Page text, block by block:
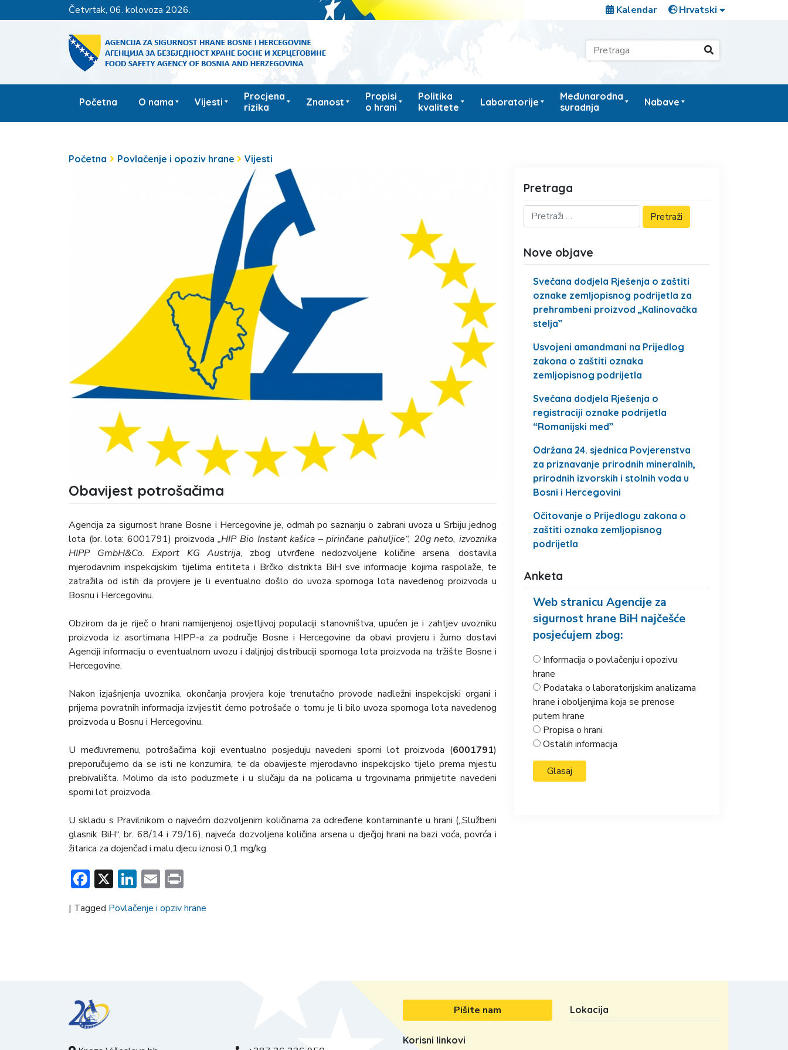
četvrtak, 06. kolovoza 2026. Kalendar
Početna O nama Vijesti
Procjena
rizika
Znanost
Propisi
o hrani
Politika
kvalitete
Laboratorije
Međunarodna
suradnja
Nabave
Početna Povlačenje i opoziv hrane Vijesti
Obavijest potrošačima
Agencija za sigurnost hrane Bosne i Hercegovine je, odmah po saznanju o zabrani uvoza u Srbiju jednog
lota (br. lota: 6001791) proizvoda„HIP Bio Instant kašica – pirinčane pahuljice“, 20g neto, izvoznika
HIPP GmbH&Co. Export KG Austrija, zbog utvrđene nedozvoljene količine arsena, dostavila
mjerodavnim inspekcijskim tijelima entiteta i Brčko distrikta BiH sve informacije kojima raspolaže, te
zatražila od istih da provjere je li eventualno došlo do uvoza spornoga lota navedenog proizvoda u
Bosnu i Hercegovinu.
Obzirom da je riječ o hrani namijenjenoj osjetljivoj populaciji stanovništva, upućen je i zahtjev uvozniku
proizvoda iz asortimana HIPP-a za područje Bosne i Hercegovine da obavi provjeru i žurno dostavi
Agenciji informaciju o eventualnom uvozu i daljnjoj distribuciji spornoga lota proizvoda na tržište Bosne i
Hercegovine.
Nakon izjašnjenja uvoznika, okončanja provjera koje trenutačno provode nadležni inspekcijski organi i
prijema povratnih informacija izvijestit ćemo potrošače o tomu je li bilo uvoza spornoga lota navedenog
proizvoda u Bosnu i Hercegovinu.
U međuvremenu, potrošačima koji eventualno posjeduju navedeni sporni lot proizvoda (6001791)
preporučujemo da se isti ne konzumira, te da obavijeste mjerodavno inspekcijsko tijelo prema mjestu
prebivališta. Molimo da isto poduzmete i u slučaju da na policama u trgovinama primijetite navedeni
sporni lot proizvoda.
U skladu s Pravilnikom o najvećim dozvoljenim količinama za određene kontaminante u hrani („Službeni
glasnik BiH“, br. 68/14 i 79/16), najveća dozvoljena količina arsena u dječjoj hrani na bazi voća, povrća i
žitarica za dojenčad i malu djecu iznosi 0,1 mg/kg.
Facebook
X LinkedIn
Email
| Tagged Povlačenje i opziv hrane
Pretraga
Nove objave
Svečana dodjela Rješenja o zaštiti
oznake zemljopisnog podrijetla za
prehrambeni proizvod „Kalinovačka
stelja”
Usvojeni amandmani na Prijedlog
zakona o zaštiti oznaka
zemljopisnog podrijetla
Svečana dodjela Rješenja o
registraciji oznake podrijetla
“Romanijski med”
Održana 24. sjednica Povjerenstva
za priznavanje prirodnih mineralnih,
prirodnih izvorskih i stolnih voda u
Bosni i Hercegovini
Očitovanje o Prijedlogu zakona o
zaštiti oznaka zemljopisnog
podrijetla
Anketa
Web stranicu Agencije za
sigurnost hrane BiH najčešće
posjećujem zbog:
Informacija o povlačenju i opozivu
hrane
Podataka o laboratorijskim analizama
hrane i oboljenjima koja se prenose
putem hrane
Propisa o hrani
Ostalih informacija
Pišite nam
Korisni linkovi
Lokacija